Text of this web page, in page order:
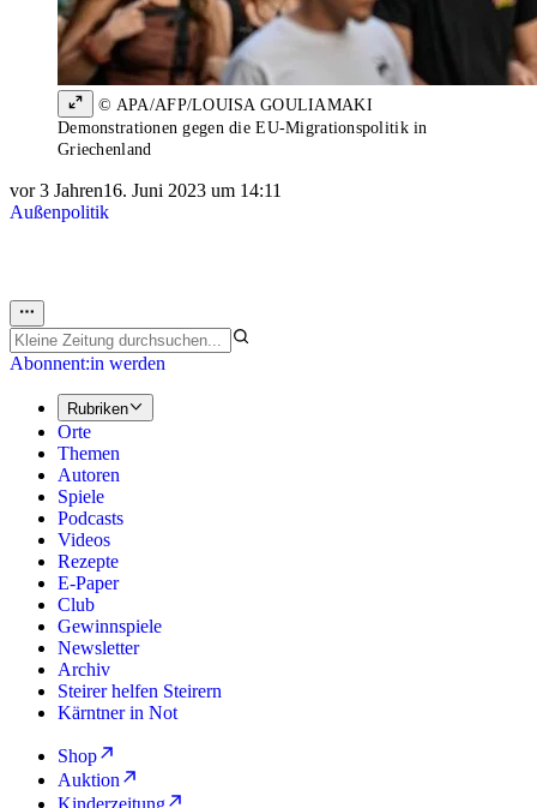
© APA/AFP/LOUISA GOULIAMAKI
Demonstrationen gegen die EU-Migrationspolitik in
Griechenland
vor 3 Jahren16. Juni 2023 um 14:11
Außenpolitik
Abonnent:in werden
Rubriken
Orte
Themen
Autoren
Spiele
Podcasts
Videos
Rezepte
E-Paper
Club
Gewinnspiele
Newsletter
Archiv
Steirer helfen Steirern
Kärntner in Not
Shop
Auktion
Kinderzeitung